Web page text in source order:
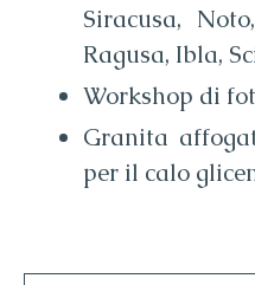
Siracusa,
Ragusa, Ibla,
Workshop di
Granita
per il calo